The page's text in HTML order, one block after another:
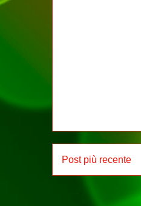
Post più recente